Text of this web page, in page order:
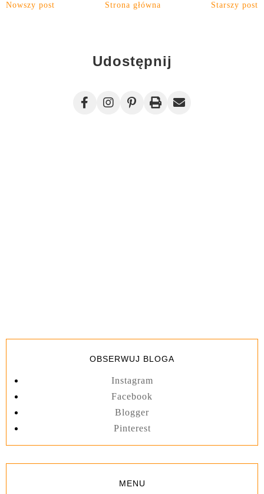
Nowszy post Starszy post
Strona główna
Udostępnij
OBSERWUJ BLOGA
Instagram
Facebook
Blogger
Pinterest
MENU